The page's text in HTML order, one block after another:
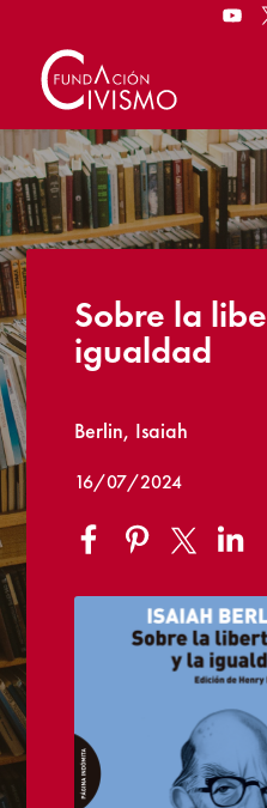
Sobre la
igualdad
Berlin, Isaiah
16/07/2024